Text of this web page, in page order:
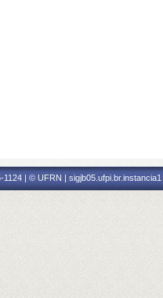
| © UFRN | sigjb05.ufpi.br.instancia1